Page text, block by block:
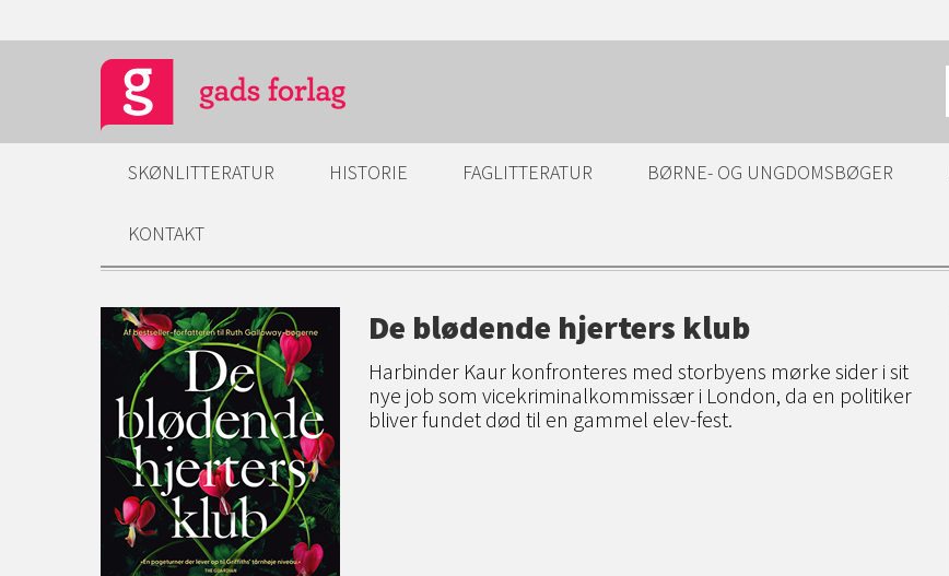
SKØNLITTERATUR HISTORIE FAGLITTERATUR BØRNE- OG UNGDOMSBØGER
KONTAKT
De blødende hjerters klub
Harbinder Kaur konfronteres med storbyens mørke sider i sit
nye job som vicekriminalkommissær i London, da en politiker
bliver fundet død til en gammel elev-fest.